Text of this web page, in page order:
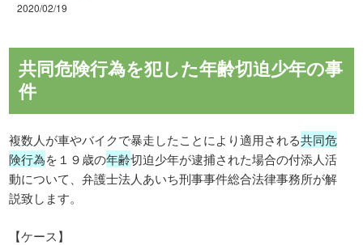
2020/02/19
共同危険行為を犯した年齢切迫少年の事
件
複数人が車やバイクで暴走したことにより適用される共同危
険行為を１９歳の年齢切迫少年が逮捕された場合の付添人活
動について、弁護士法人あいち刑事事件総合法律事務所が解
説致します。
【ケース】